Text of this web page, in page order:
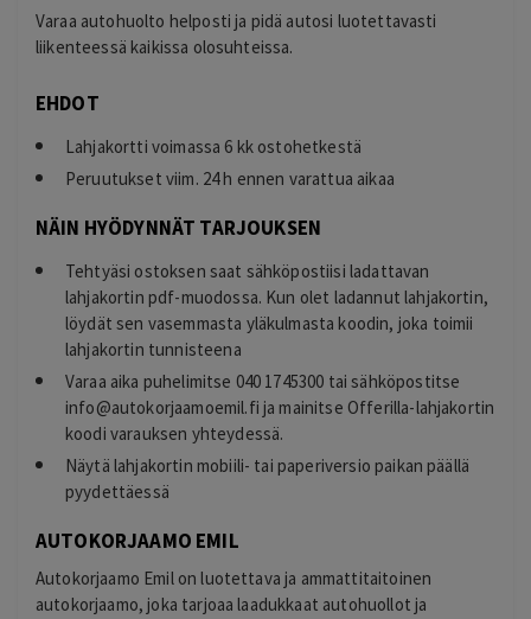
Varaa autohuolto helposti ja pidä autosi luotettavasti
liikenteessä kaikissa olosuhteissa.
EHDOT
Lahjakortti voimassa 6 kk ostohetkestä
Peruutukset viim. 24 h ennen varattua aikaa
NÄIN HYÖDYNNÄT TARJOUKSEN
Tehtyäsi ostoksen saat sähköpostiisi ladattavan
lahjakortin pdf-muodossa. Kun olet ladannut lahjakortin,
löydät sen vasemmasta yläkulmasta koodin, joka toimii
lahjakortin tunnisteena
Varaa aika puhelimitse 040 1745300 tai sähköpostitse
info@autokorjaamoemil.fi ja mainitse Offerilla-lahjakortin
koodi varauksen yhteydessä.
Näytä lahjakortin mobiili- tai paperiversio paikan päällä
pyydettäessä
AUTOKORJAAMO EMIL
Autokorjaamo Emil on luotettava ja ammattitaitoinen
autokorjaamo, joka tarjoaa laadukkaat autohuollot ja